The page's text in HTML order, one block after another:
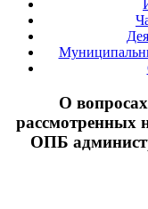
О
рассмотренных
ОПБ